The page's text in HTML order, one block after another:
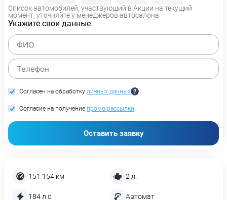
151 154 км 2 л.
184 л.с. Автомат
Список автомобилей, участвующий в Акции на текущий
момент, уточняйте у менеджеров автосалона
Укажите свои данные
Согласен на обработку личных данных
Согласие на получение промо-рассылки
Оставить заявку